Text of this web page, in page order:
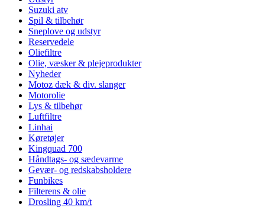
Suzuki atv
Spil & tilbehør
Sneplove og udstyr
Reservedele
Oliefiltre
Olie, væsker & plejeprodukter
Nyheder
Motoz dæk & div. slanger
Motorolie
Lys & tilbehør
Luftfiltre
Linhai
Køretøjer
Kingquad 700
Håndtags- og sædevarme
Gevær- og redskabsholdere
Funbikes
Filterens & olie
Drosling 40 km/t